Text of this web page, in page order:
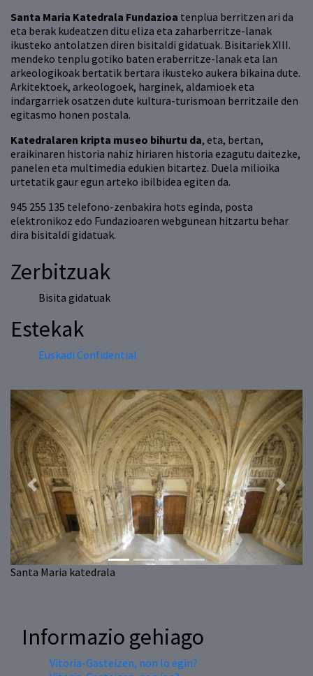
Santa Maria Katedrala Fundazioa tenplua berritzen ari da
eta berak kudeatzen ditu eliza eta zaharberritze-lanak
ikusteko antolatzen diren bisitaldi gidatuak. Bisitariek XIII.
mendeko tenplu gotiko baten eraberritze-lanak eta lan
arkeologikoak bertatik bertara ikusteko aukera bikaina dute.
Arkitektoek, arkeologoek, harginek, aldamioek eta
indargarriek osatzen dute kultura-turismoan berritzaile den
egitasmo honen postala.
Katedralaren kripta museo bihurtu da, eta, bertan,
eraikinaren historia nahiz hiriaren historia ezagutu daitezke,
panelen eta multimedia edukien bitartez. Duela milioika
urtetatik gaur egun arteko ibilbidea egiten da.
945 255 135 telefono-zenbakira hots eginda, posta
elektronikoz edo Fundazioaren webgunean hitzartu behar
dira bisitaldi gidatuak.
Zerbitzuak
Bisita gidatuak
Estekak
Euskadi Confidential
Santa Maria katedrala
Previous Next
Informazio gehiago
Vitoria-Gasteizen, non lo egin?